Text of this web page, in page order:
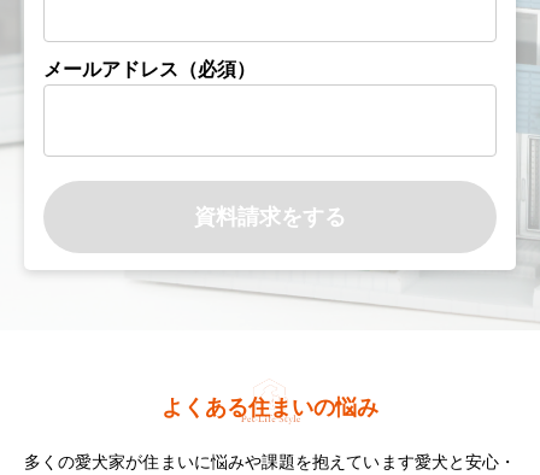
メールアドレス（必須）
よくある住まいの悩み
多くの愛犬家が住まいに悩みや課題を抱えています愛犬と安心・